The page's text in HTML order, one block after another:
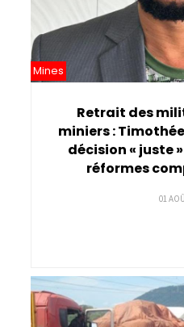
Mines
Retrait des
miniers :
décision « juste
réformes
01